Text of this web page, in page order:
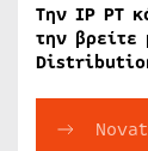
Την IP PT
την